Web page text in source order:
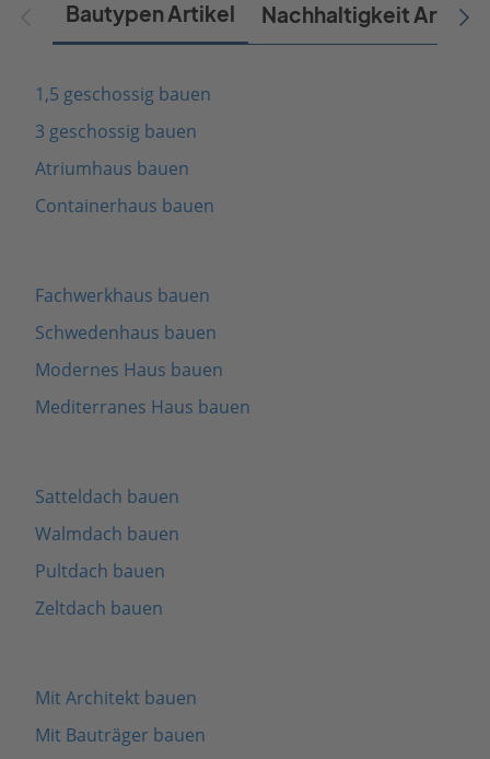
Bautypen Artikel Nachhaltigkeit Artikel
1,5 geschossig bauen
3 geschossig bauen
Atriumhaus bauen
Containerhaus bauen
Fachwerkhaus bauen
Schwedenhaus bauen
Modernes Haus bauen
Mediterranes Haus bauen
Satteldach bauen
Walmdach bauen
Pultdach bauen
Zeltdach bauen
Mit Architekt bauen
Mit Bauträger bauen